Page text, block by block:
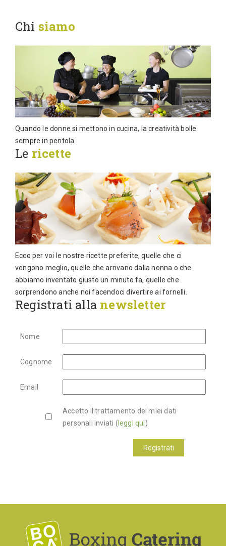
Chi siamo
Quando le donne si mettono in cucina, la creatività bolle
sempre in pentola.
Le ricette
Ecco per voi le nostre ricette preferite, quelle che ci
vengono meglio, quelle che arrivano dalla nonna o che
abbiamo inventato giusto un minuto fa, quelle che
sorprendono anche noi facendoci divertire ai fornelli.
Registrati alla newsletter
Nome
Cognome
Email
Accetto il trattamento dei miei dati
personali inviati ( leggi qui)